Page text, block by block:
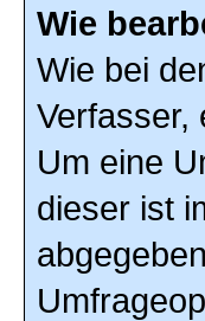
Wie
Wie bei
Verfasser,
Um eine
dieser ist